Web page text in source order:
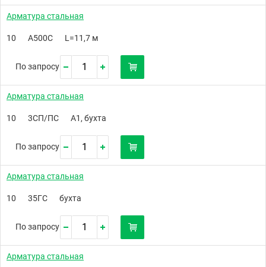
Арматура стальная
10 А500C L=11,7 м
По запросу
Арматура стальная
10 3СП/ПС А1, бухта
По запросу
Арматура стальная
10 35ГС бухта
По запросу
Арматура стальная